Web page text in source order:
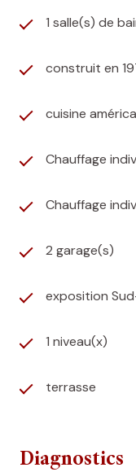
1 salle(s) de
construit en
cuisine
Chauffage
Chauffage
2 garage(s)
exposition
1 niveau(x)
terrasse
Diagnostics